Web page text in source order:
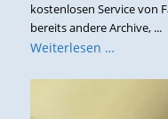
kostenlosen Service von
bereits andere Archive, ...
Weiterlesen …